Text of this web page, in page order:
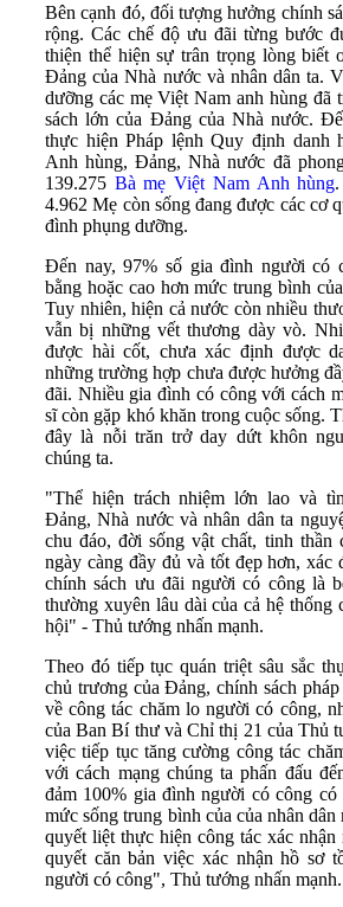
Bên cạnh đó, đối tượng hưởng chính
rộng. Các chế độ ưu đãi từng bước
thiện thể hiện sự trân trọng lòng biết
Đảng của Nhà nước và nhân dân ta.
dưỡng các mẹ Việt Nam anh hùng đã
sách lớn của Đảng của Nhà nước.
thực hiện Pháp lệnh Quy định danh
Anh hùng, Đảng, Nhà nước đã
139.275 Bà mẹ Việt Nam Anh hùng
4.962 Mẹ còn sống đang được các cơ
đình phụng dưỡng.
Đến nay, 97% số gia đình người có
bằng hoặc cao hơn mức trung bình
Tuy nhiên, hiện cả nước còn nhiều
vẫn bị những vết thương dày vò.
được hài cốt, chưa xác định được
những trường hợp chưa được hưởng
đãi. Nhiều gia đình có công với cách
sĩ còn gặp khó khăn trong cuộc sống.
đây là nỗi trăn trở day dứt khôn
chúng ta.
"Thể hiện trách nhiệm lớn lao và
Đảng, Nhà nước và nhân dân ta
chu đáo, đời sống vật chất, tinh thần
ngày càng đầy đủ và tốt đẹp hơn, xác
chính sách ưu đãi người có công là
thường xuyên lâu dài của cả hệ thống
hội" - Thủ tướng nhấn mạnh.
Theo đó tiếp tục quán triệt sâu sắc
chủ trương của Đảng, chính sách
về công tác chăm lo người có công,
của Ban Bí thư và Chỉ thị 21 của Thủ
việc tiếp tục tăng cường công tác
với cách mạng chúng ta phấn đấu
đảm 100% gia đình người có công có
mức sống trung bình của của nhân
quyết liệt thực hiện công tác xác
quyết căn bản việc xác nhận hồ sơ
người có công", Thủ tướng nhấn mạnh.